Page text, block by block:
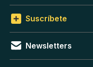
Suscríbete
Newsletters